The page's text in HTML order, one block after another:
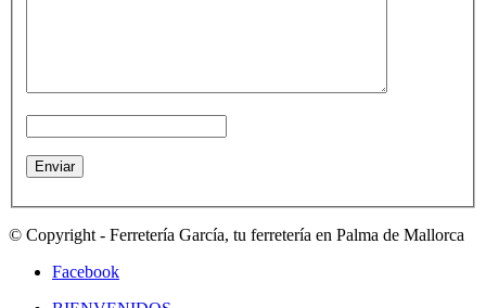
© Copyright - Ferretería García, tu ferretería en Palma de Mallorca
Facebook